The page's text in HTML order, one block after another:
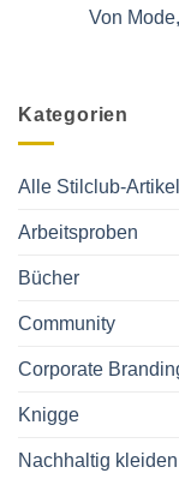
sucht
Wie
wollen
Von
Marken
Stil
Kategorien
Alle Stilclub-Artikel
Arbeitsproben
Bücher
Community
Corporate
Knigge
Nachhaltig kleiden